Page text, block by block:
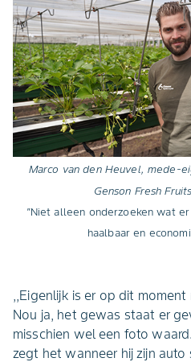
Marco van den Heuvel, mede-
Genson Fresh
"Niet alleen onderzoeken wat
haalbaar en
,,Eigenlijk is er op dit
Nou ja, het gewas staat er
misschien wel een foto
zegt het wanneer hij zijn